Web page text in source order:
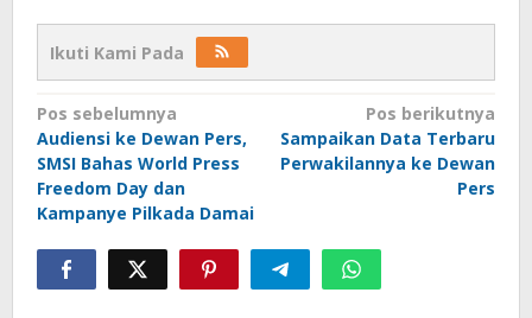
Ikuti Kami Pada
Navigasi
pos
Pos sebelumnya
Audiensi ke Dewan Pers,
SMSI Bahas World Press
Freedom Day dan
Kampanye Pilkada Damai
Pos berikutnya
Sampaikan Data Terbaru
Perwakilannya ke Dewan
Pers